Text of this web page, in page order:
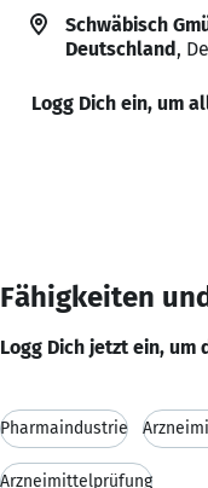
Schwäbisch
Deutschland,
Logg Dich ein, um
Fähigkeiten
Logg Dich jetzt ein, um
Pharmaindustrie
Arzneimittelprüfung